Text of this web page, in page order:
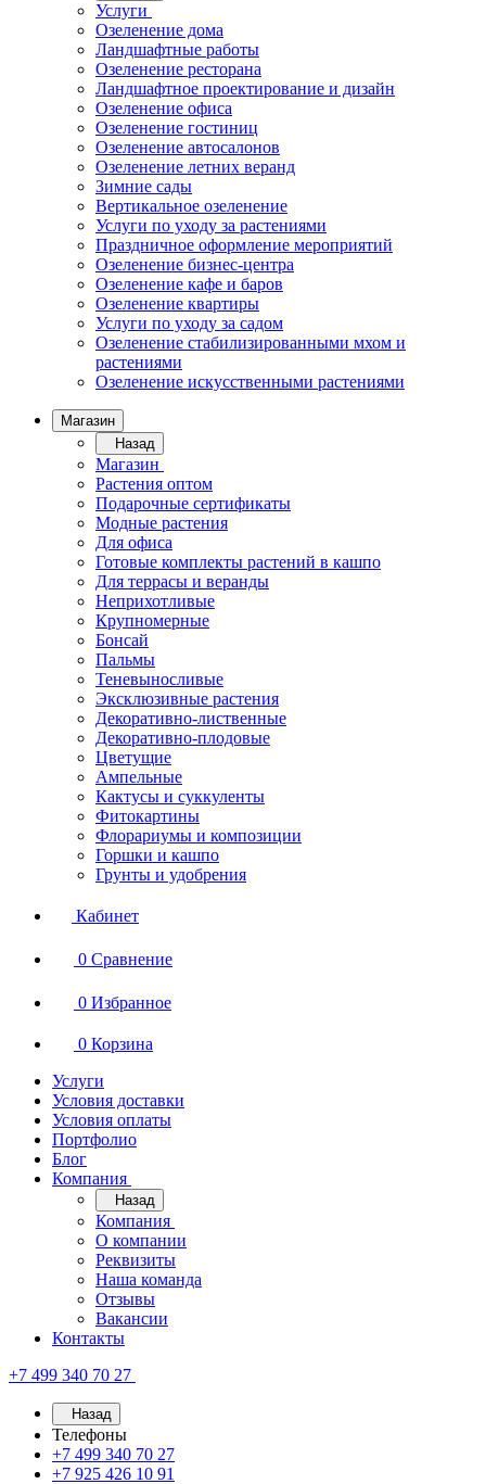
Услуги
Озеленение дома
Ландшафтные работы
Озеленение ресторана
Ландшафтное проектирование и дизайн
Озеленение офиса
Озеленение гостиниц
Озеленение автосалонов
Озеленение летних веранд
Зимние сады
Вертикальное озеленение
Услуги по уходу за растениями
Праздничное оформление мероприятий
Озеленение бизнес-центра
Озеленение кафе и баров
Озеленение квартиры
Услуги по уходу за садом
Озеленение стабилизированными мхом и
растениями
Озеленение искусственными растениями
Магазин
Назад
Магазин
Растения оптом
Подарочные сертификаты
Модные растения
Для офиса
Готовые комплекты растений в кашпо
Для террасы и веранды
Неприхотливые
Крупномерные
Бонсай
Пальмы
Теневыносливые
Эксклюзивные растения
Декоративно-лиственные
Декоративно-плодовые
Цветущие
Ампельные
Кактусы и суккуленты
Фитокартины
Флорариумы и композиции
Горшки и кашпо
Грунты и удобрения
Кабинет
0 Сравнение
0 Избранное
0 Корзина
Услуги
Условия доставки
Условия оплаты
Портфолио
Блог
Компания
Назад
Компания
О компании
Реквизиты
Наша команда
Отзывы
Вакансии
Контакты
+7 499 340 70 27
Назад
Телефоны
+7 499 340 70 27
+7 925 426 10 91